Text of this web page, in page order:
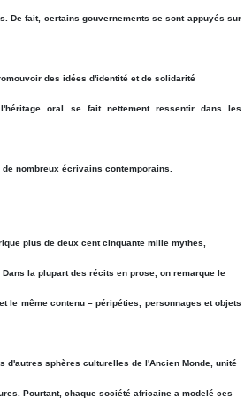
De fait, certains gouvernements se sont appuyés sur
des idées d'identité et de solidarité
oral se fait nettement ressentir dans les
nombreux écrivains contemporains.
plus de deux cent cinquante mille mythes,
la plupart des récits en prose, on remarque le
le même contenu – péripéties, personnages et objets
d'autres sphères culturelles de l'Ancien Monde, unité
Pourtant, chaque société africaine a modelé ces